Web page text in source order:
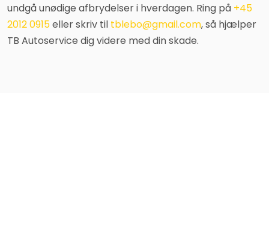
undgå unødige afbrydelser i hverdagen. Ring på +45
2012 0915eller skriv til tblebo@gmail.com, så hjælper
TB Autoservice dig videre med din skade.